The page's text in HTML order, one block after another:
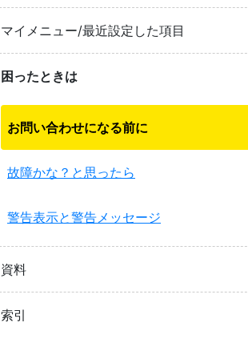
マイメニュー/最近設定した項目
困ったときは
お問い合わせになる前に
故障かな？と思ったら
警告表示と警告メッセージ
資料
索引